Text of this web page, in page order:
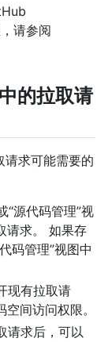
请参阅
的拉取请
求可能需要的
源代码管理”视
请求。 如果存
码管理”视图中
现有拉取请
间访问权限。
请求后，可以